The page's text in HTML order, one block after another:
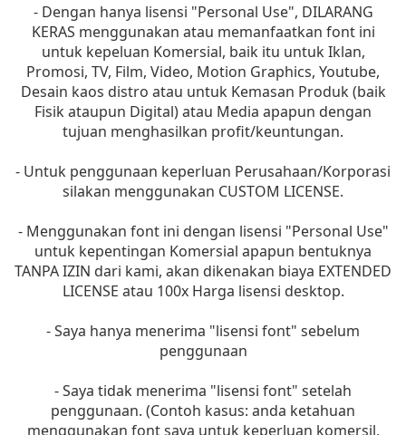
- Dengan hanya lisensi "Personal Use", DILARANG
KERAS menggunakan atau memanfaatkan font ini
untuk kepeluan Komersial, baik itu untuk Iklan,
Promosi, TV, Film, Video, Motion Graphics, Youtube,
Desain kaos distro atau untuk Kemasan Produk (baik
Fisik ataupun Digital) atau Media apapun dengan
tujuan menghasilkan profit/keuntungan.
- Untuk penggunaan keperluan Perusahaan/Korporasi
silakan menggunakan CUSTOM LICENSE.
- Menggunakan font ini dengan lisensi "Personal Use"
untuk kepentingan Komersial apapun bentuknya
TANPA IZIN dari kami, akan dikenakan biaya EXTENDED
LICENSE atau 100x Harga lisensi desktop.
- Saya hanya menerima "lisensi font" sebelum
penggunaan
- Saya tidak menerima "lisensi font" setelah
penggunaan. (Contoh kasus: anda ketahuan
menggunakan font saya untuk keperluan komersil,